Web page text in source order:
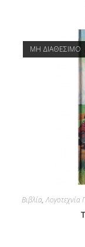
ΜΗ ΔΙΑΘΕΣΙΜΟ
Βιβλία,Λογοτεχνία